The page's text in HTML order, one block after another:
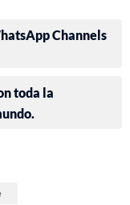
Channels
toda la